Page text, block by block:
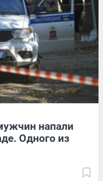
напали
Одного из